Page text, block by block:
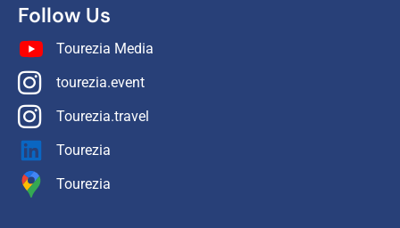
Follow Us
Tourezia Media
tourezia.event
Tourezia.travel
Tourezia
Tourezia